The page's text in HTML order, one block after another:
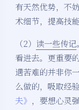
有天然优势，不
术细节，提高技能
（2） 读一些传记
看进去。更重要
遇苦难的并非你
么做的，吸取经
夫》 ，要想心灵